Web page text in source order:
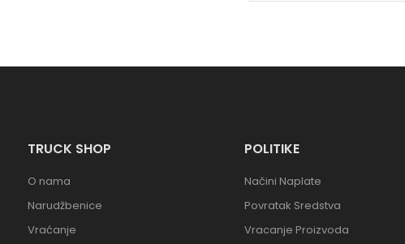
TRUCK SHOP
O nama
Narudžbenice
Vraćanje
POLITIKE
Načini Naplate
Povratak Sredstva
Vracanje Proizvoda